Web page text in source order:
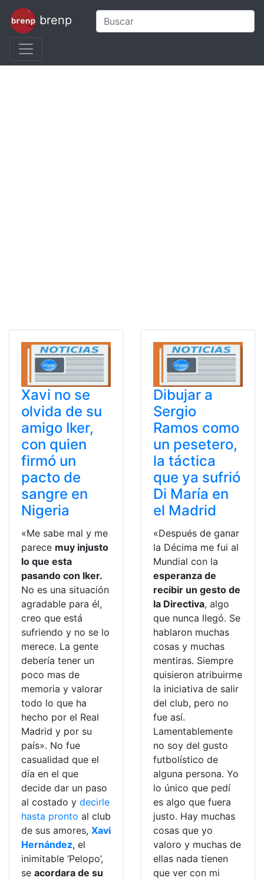
brenp
Xavi no se
olvida de su
amigo Iker,
con quien
firmó un
pacto de
sangre en
Nigeria
«Me sabe mal y me
parece muy injusto
lo que esta
pasando con Iker.
No es una situación
agradable para él,
creo que está
sufriendo y no se lo
merece. La gente
debería tener un
poco mas de
memoria y valorar
todo lo que ha
hecho por el Real
Madrid y por su
país». No fue
casualidad que el
día en el que
decide dar un paso
al costado y decirle
hasta pronto al club
de sus amores, Xavi
Hernández, el
inimitable ‘Pelopo’,
se acordara de su
Dibujar a
Sergio
Ramos como
un pesetero,
la táctica
que ya sufrió
Di María en
el Madrid
«Después de ganar
la Décima me fui al
Mundial con la
esperanza de
recibir un gesto de
la Directiva, algo
que nunca llegó. Se
hablaron muchas
cosas y muchas
mentiras. Siempre
quisieron atribuirme
la iniciativa de salir
del club, pero no
fue así.
Lamentablemente
no soy del gusto
futbolístico de
alguna persona. Yo
lo único que pedí
es algo que fuera
justo. Hay muchas
cosas que yo
valoro y muchas de
ellas nada tienen
que ver con mi